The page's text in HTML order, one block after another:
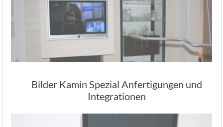
Bilder Kamin Spezial Anfertigungen und
Integrationen